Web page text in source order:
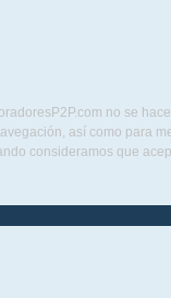
no se
así como para
consideramos que